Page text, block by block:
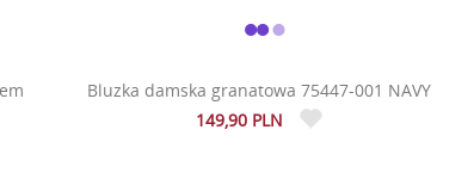
Bluzka damska granatowa 75447-001 NAVY
149,90 PLN